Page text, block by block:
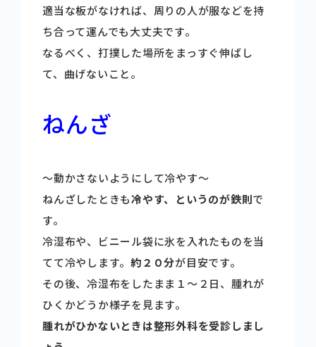
適当な板がなければ、周りの人が服などを持
ち合って運んでも大丈夫です。
なるべく、打撲した場所をまっすぐ伸ばし
て、曲げないこと。
ねんざ
～動かさないようにして冷やす～
ねんざしたときも冷やす、というのが鉄則で
す。
冷湿布や、ビニール袋に氷を入れたものを当
てて冷やします。 約２０分が目安です。
その後、冷湿布をしたまま１～２日、腫れが
ひくかどうか様子を見ます。
腫れがひかないときは整形外科を受診しまし